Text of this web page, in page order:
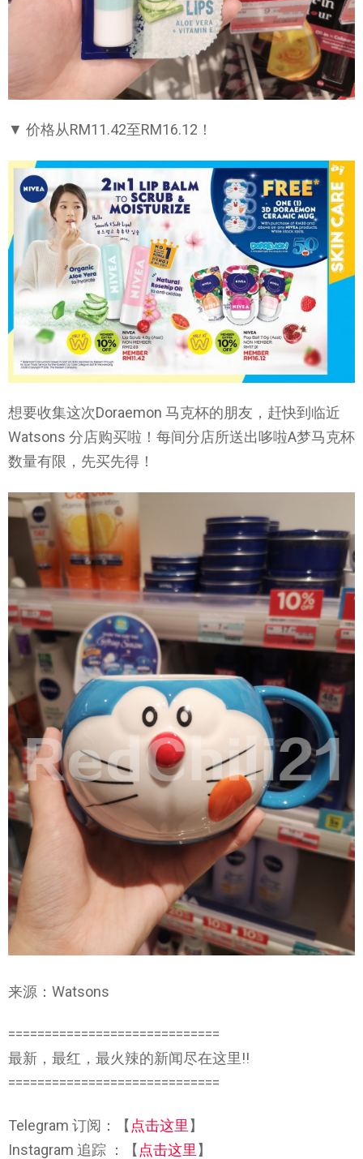
▼ 价格从RM11.42至RM16.12！
想要收集这次Doraemon 马克杯的朋友，赶快到临近
Watsons 分店购买啦！每间分店所送出哆啦A梦马克杯
数量有限，先买先得！
来源：Watsons
=============================
最新，最红，最火辣的新闻尽在这里!!
=============================
Telegram 订阅：【点击这里】
Instagram 追踪 ：【点击这里】